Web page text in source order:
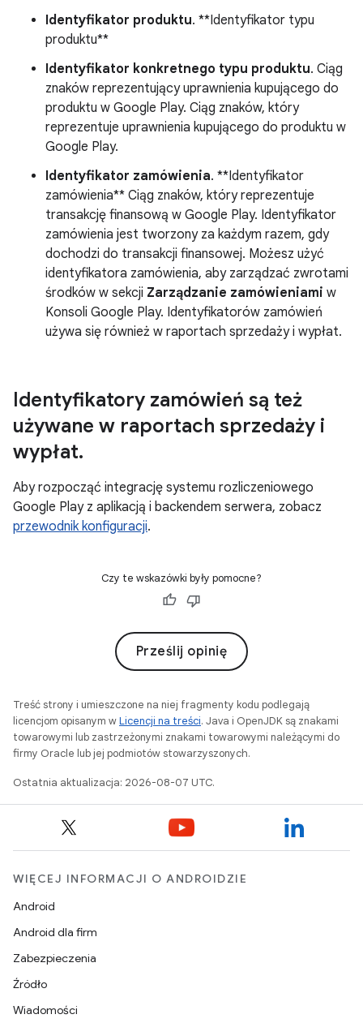
Identyfikator produktu. **Identyfikator typu
produktu**
Identyfikator konkretnego typu produktu. Ciąg
znaków reprezentujący uprawnienia kupującego do
produktu w Google Play. Ciąg znaków, który
reprezentuje uprawnienia kupującego do produktu w
Google Play.
Identyfikator zamówienia. **Identyfikator
zamówienia** Ciąg znaków, który reprezentuje
transakcję finansową w Google Play. Identyfikator
zamówienia jest tworzony za każdym razem, gdy
dochodzi do transakcji finansowej. Możesz użyć
identyfikatora zamówienia, aby zarządzać zwrotami
środków w sekcji Zarządzanie zamówieniami w
Konsoli Google Play. Identyfikatorów zamówień
używa się również w raportach sprzedaży i wypłat.
Identyfikatory zamówień są też
używane w raportach sprzedaży i
wypłat.
Aby rozpocząć integrację systemu rozliczeniowego
Google Play z aplikacją i backendem serwera, zobacz
przewodnik konfiguracji.
Czy te wskazówki były pomocne?
Prześlij opinię
Treść strony i umieszczone na niej fragmenty kodu podlegają
licencjom opisanym wLicencji na treści. Java i OpenJDK są znakami
towarowymi lub zastrzeżonymi znakami towarowymi należącymi do
firmy Oracle lub jej podmiotów stowarzyszonych.
Ostatnia aktualizacja: 2026-08-07 UTC.
WIĘCEJ INFORMACJI O ANDROIDZIE
Android
Android dla firm
Zabezpieczenia
Źródło
Wiadomości